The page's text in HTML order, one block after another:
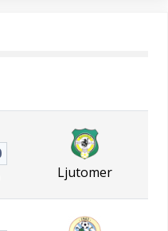
Ljutomer